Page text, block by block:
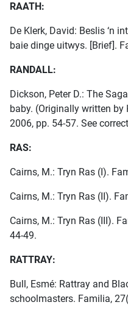
RAATH:
De Klerk, David: Beslis ‘n
baie dinge uitwys. [Brief].
RANDALL:
Dickson, Peter D.: The
baby. (Originally written
2006, pp. 54-57. See
RAS:
Cairns, M.: Tryn Ras (I).
Cairns, M.: Tryn Ras (II).
Cairns, M.: Tryn Ras (III).
44-49.
RATTRAY:
Bull, Esmé: Rattray and
schoolmasters. Familia,